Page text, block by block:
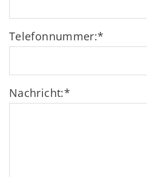
Telefonnummer:*
Nachricht:*